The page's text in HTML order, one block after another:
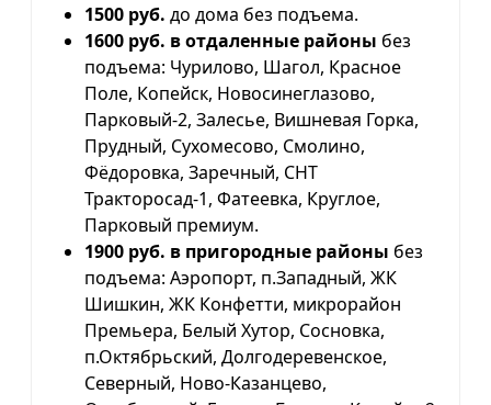
1500 руб. до дома без подъема.
1600 руб. в отдаленные районы без
подъема: Чурилово, Шагол, Красное
Поле, Копейск, Новосинеглазово,
Парковый-2, Залесье, Вишневая Горка,
Прудный, Сухомесово, Смолино,
Фёдоровка, Заречный, СНТ
Тракторосад-1, Фатеевка, Круглое,
Парковый премиум.
1900 руб. в пригородные районы без
подъема: Аэропорт, п.Западный, ЖК
Шишкин, ЖК Конфетти, микрорайон
Премьера, Белый Хутор, Сосновка,
п.Октябрьский, Долгодеревенское,
Северный, Ново-Казанцево,